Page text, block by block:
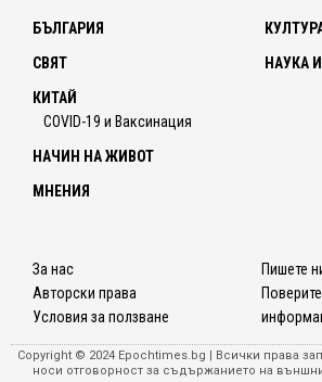
БЪЛГАРИЯ
СВЯТ
КИТАЙ
COVID-19 и Ваксинация
НАУКА
НАЧИН НА ЖИВОТ
МНЕНИЯ
За нас
Авторски права
Условия за ползване
Пишете
Copyright © 2024 Epochtimes.bg | Всички права
носи отговорност за съдържанието на